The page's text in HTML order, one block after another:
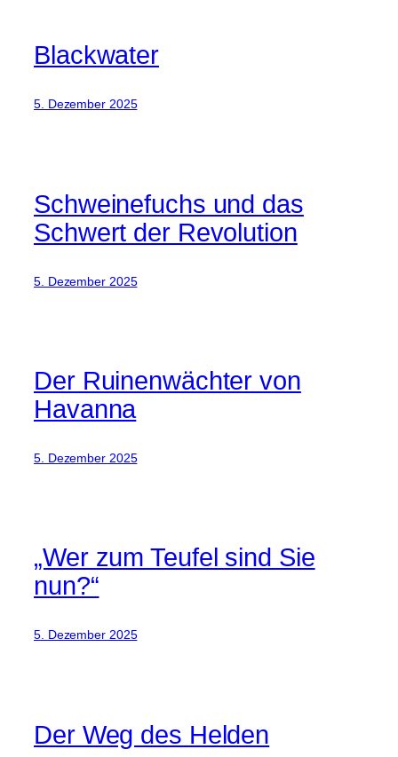
Blackwater
5. Dezember 2025
Schweinefuchs und das
Schwert der Revolution
5. Dezember 2025
Der Ruinenwächter von
Havanna
5. Dezember 2025
„Wer zum Teufel sind Sie
nun?“
5. Dezember 2025
Der Weg des Helden